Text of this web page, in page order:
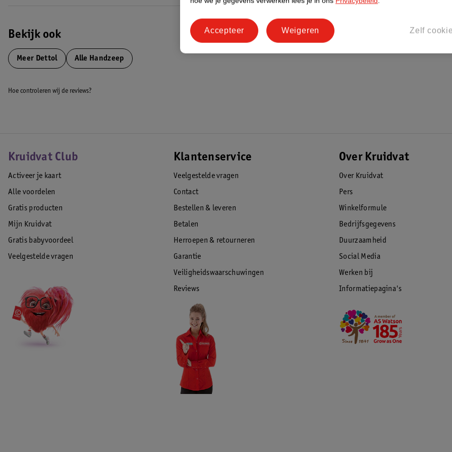
Bekijk ook
Meer Dettol Alle Handzeep
Hoe controleren wij de reviews?
Kruidvat Club
Activeer je kaart
Alle voordelen
Gratis producten
Mijn Kruidvat
Gratis babyvoordeel
Veelgestelde vragen
Klantenservice
Veelgestelde vragen
Contact
Bestellen & leveren
Betalen
Herroepen & retourneren
Garantie
Veiligheidswaarschuwingen
Reviews
Over Kruidvat
Over Kruidvat
Pers
Winkelformule
Bedrijfsgegevens
Duurzaamheid
Social Media
Werken bij
Informatiepagina's
Zelf
Weigeren
Accepteer